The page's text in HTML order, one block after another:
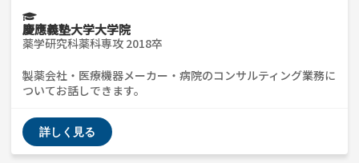
慶應義塾大学大学院
薬学研究科薬科専攻 2018卒
製薬会社・医療機器メーカー・病院のコンサルティング業務に
ついてお話しできます。
詳しく見る